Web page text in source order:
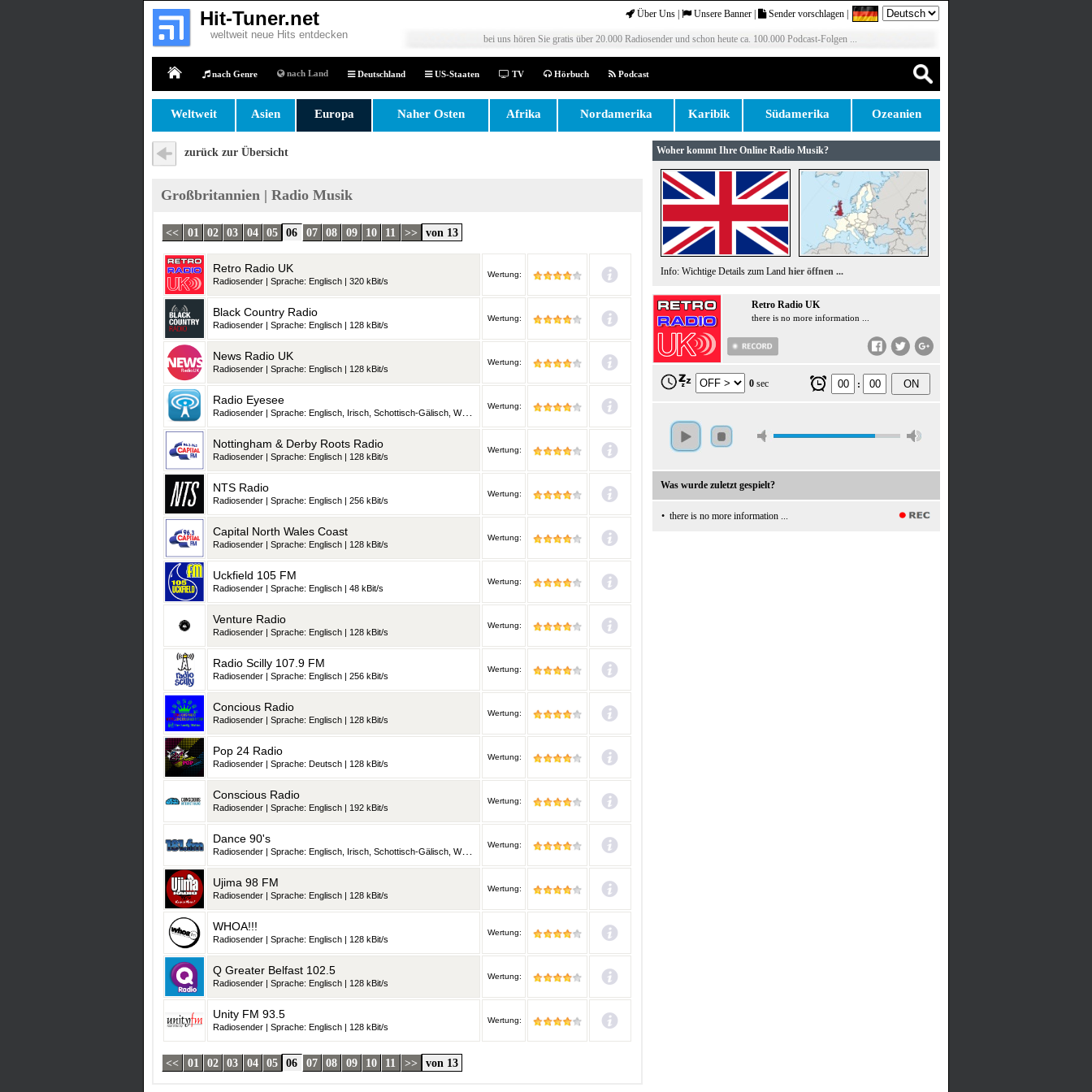
Hit-Tuner.net
weltweit neue Hits entdecken
Über Uns Unsere Banner Sender vorschlagen
bei uns hören Sie gratis über 20.000 Radiosender und schon heute ca. 100.000 Podcast-Folgen ...
nach Genre nach Land Deutschland US-Staaten TV Hörbuch Podcast
Weltweit Asien Europa Naher Osten Afrika Nordamerika Karibik Südamerika Ozeanien
zurück zur Übersicht
Großbritannien | Radio Musik
<< 01 02 03 04 05 06 07 08 09 10 11 >> von 13
Retro Radio UK
Radiosender | Sprache: Englisch | 320 kBit/s
Wertung:
Black Country Radio
Radiosender | Sprache: Englisch | 128 kBit/s
Wertung:
News Radio UK
Radiosender | Sprache: Englisch | 128 kBit/s
Wertung:
Radio Eyesee
Radiosender | Sprache: Englisch, Irisch, Schottisch-Gälisch, Walisisch und weitere Sprachen | 160 kBit/s
Wertung:
Nottingham & Derby Roots Radio
Radiosender | Sprache: Englisch | 128 kBit/s
Wertung:
NTS Radio
Radiosender | Sprache: Englisch | 256 kBit/s
Wertung:
Capital North Wales Coast
Radiosender | Sprache: Englisch | 128 kBit/s
Wertung:
Uckfield 105 FM
Radiosender | Sprache: Englisch | 48 kBit/s
Wertung:
Venture Radio
Radiosender | Sprache: Englisch | 128 kBit/s
Wertung:
Radio Scilly 107.9 FM
Radiosender | Sprache: Englisch | 256 kBit/s
Wertung:
Concious Radio
Radiosender | Sprache: Englisch | 128 kBit/s
Wertung:
Pop 24 Radio
Radiosender | Sprache: Deutsch | 128 kBit/s
Wertung:
Conscious Radio
Radiosender | Sprache: Englisch | 192 kBit/s
Wertung:
Dance 90's
Radiosender | Sprache: Englisch, Irisch, Schottisch-Gälisch, Walisisch und weitere Sprachen | 128 kBit/s
Wertung:
Ujima 98 FM
Radiosender | Sprache: Englisch | 128 kBit/s
Wertung:
WHOA!!!
Radiosender | Sprache: Englisch | 128 kBit/s
Wertung:
Q Greater Belfast 102.5
Radiosender | Sprache: Englisch | 128 kBit/s
Wertung:
Unity FM 93.5
Radiosender | Sprache: Englisch | 128 kBit/s
Wertung:
<< 01 02 03 04 05 06 07 08 09 10 11 >> von 13
Woher kommt Ihre Online Radio Musik?
Info: Wichtige Details zum Land hier öffnen ...
Retro Radio UK
there is no more information ...
0 sec : ON
Was wurde zuletzt gespielt?
• there is no more information ...